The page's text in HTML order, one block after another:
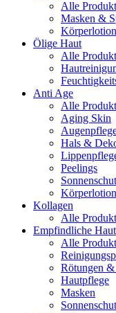
Alle
Masken &
Ölige Haut
Alle
Anti Age
Alle
Aging Skin
Hals &
Peelings
Kollagen
Alle
Empfindliche Haut
Alle
Rötungen &
Hautpflege
Masken